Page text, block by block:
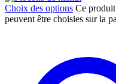
Choix des options Ce
peuvent être choisies sur la